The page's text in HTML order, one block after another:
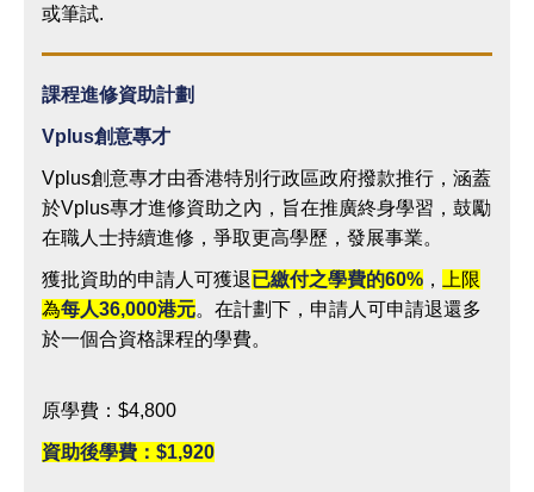
或筆試.
課程進修資助計劃
Vplus創意專才
Vplus創意專才由香港特別行政區政府撥款推行，涵蓋
於Vplus專才進修資助之內，旨在推廣終身學習，鼓勵
在職人士持續進修，爭取更高學歷，發展事業。
獲批資助的申請人可獲退已繳付之學費的60% ，
上限
為每人36,000港元。在計劃下，申請人可申請退還多
於一個合資格課程的學費。
原學費：$4,800
資助後學費：$1,920